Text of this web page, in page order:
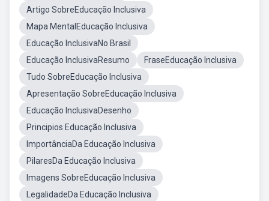
Artigo SobreEducação Inclusiva
Mapa MentalEducação Inclusiva
Educação InclusivaNo Brasil
Educação InclusivaResumo
FraseEducação Inclusiva
Tudo SobreEducação Inclusiva
Apresentação SobreEducação Inclusiva
Educação InclusivaDesenho
Principios Educação Inclusiva
ImportânciaDa Educação Inclusiva
PilaresDa Educação Inclusiva
Imagens SobreEducação Inclusiva
LegalidadeDa Educação Inclusiva